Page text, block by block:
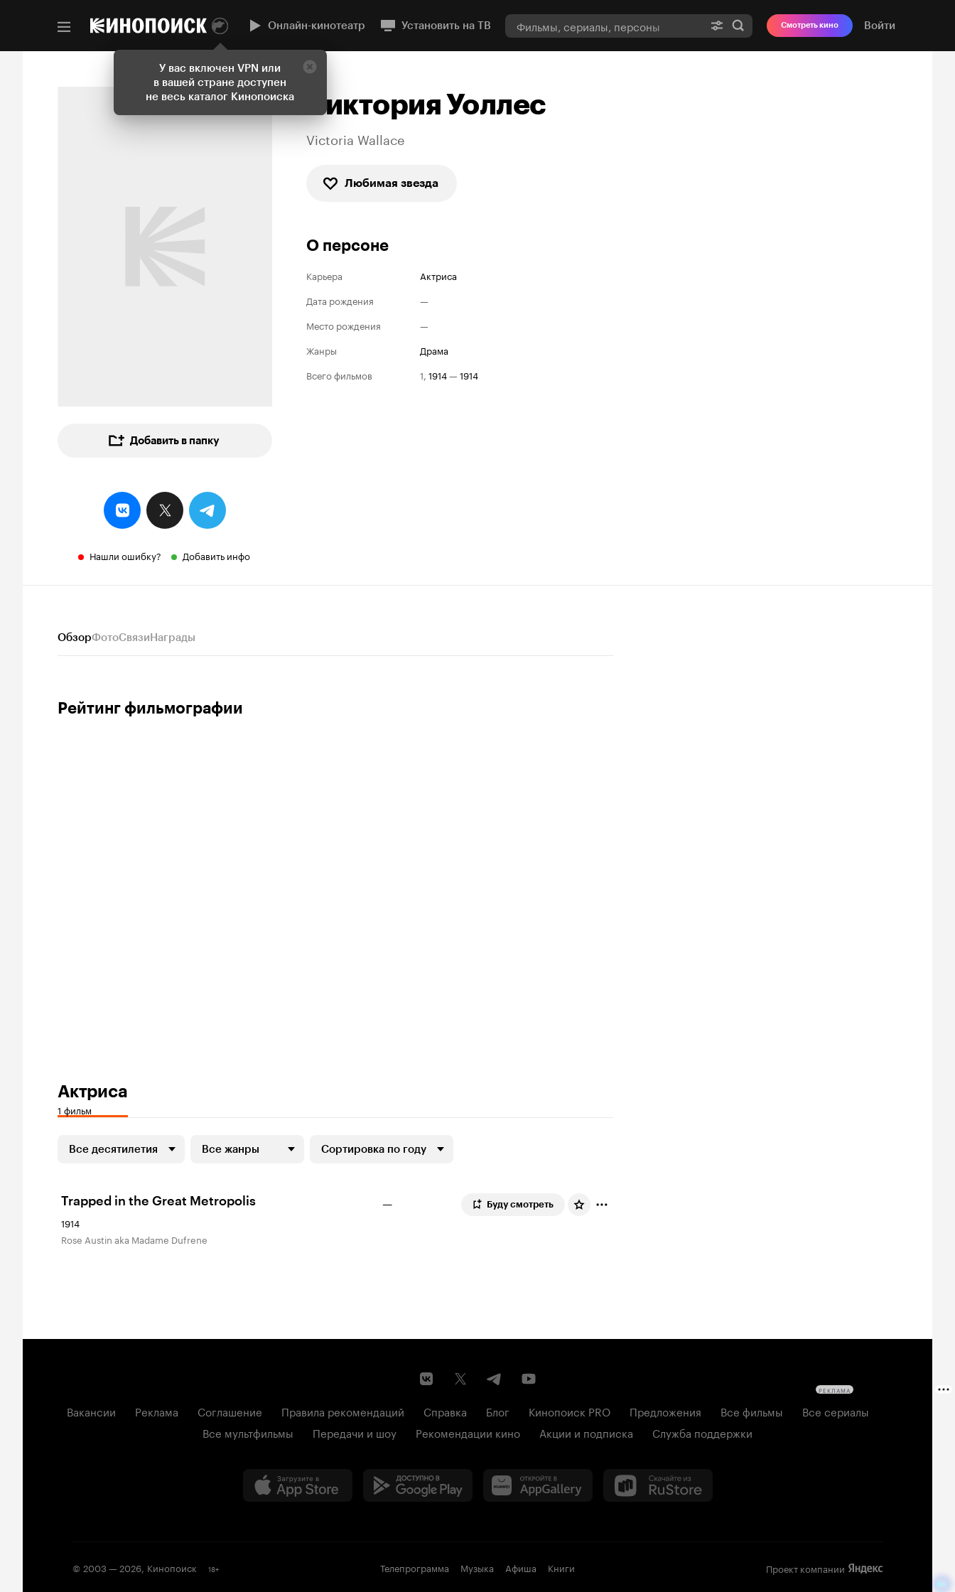
У вас включен VPN или
в вашей стране доступен
не весь каталог Кинопоиска
Онлайн-кинотеатр Установить на ТВ Смотреть кино Войти
Добавить в папку
Нашли ошибку? Добавить инфо
Виктория Уоллес
Victoria Wallace
Любимая звезда
О персоне
Карьера
Актриса
Дата рождения
—
Место рождения
—
Жанры
драма
Всего фильмов
1, 1914— 1914
ОбзорФотоСвязиНаграды
Рейтинг фильмографии
Актриса
1 фильм
Все десятилетия Все жанры Сортировка по году
Trapped in the Great Metropolis
1914
Rose Austin aka Madame Dufrene
— Буду смотреть
Вакансии Реклама Соглашение Правила рекомендаций Справка Блог Кинопоиск PRO Предложения Все фильмы
Все сериалы
Все мультфильмы
Передачи и шоу Рекомендации кино Акции и подписка Служба поддержки
© 2003 —2026, Кинопоиск 18+ Телепрограмма Музыка Афиша Книги Проект компании
РЕКЛАМА